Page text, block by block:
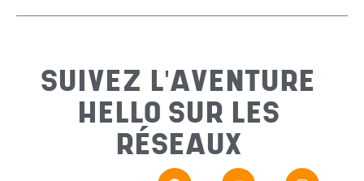
SUIVEZ L'AVENTURE
HELLO SUR LES
RÉSEAUX